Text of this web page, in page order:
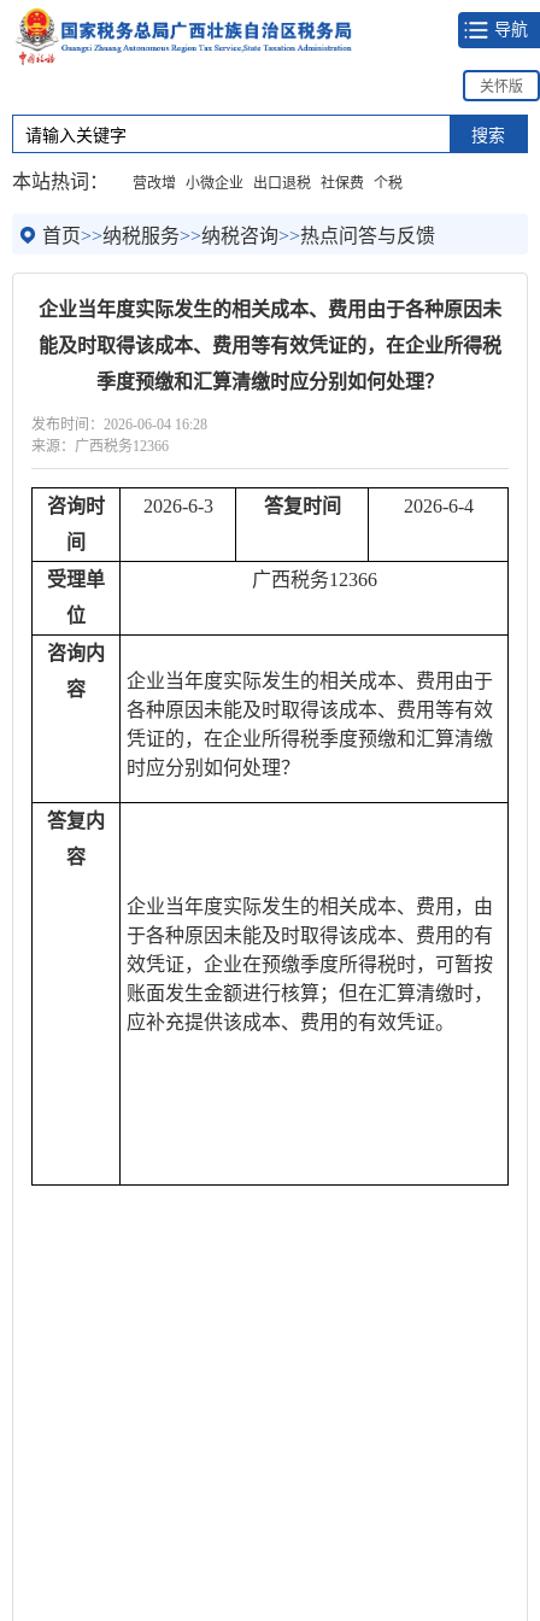
导航
关怀版
本站热词： 营改增 小微企业 出口退税 社保费 个税
首页>>纳税服务>>纳税咨询>>热点问答与反馈
企业当年度实际发生的相关成本、费用由于各种原因未
能及时取得该成本、费用等有效凭证的，在企业所得税
季度预缴和汇算清缴时应分别如何处理？
发布时间：2026-06-04 16:28
来源：广西税务12366
咨询时
间
2026-6-3 答复时间 2026-6-4
受理单
位
广西税务12366
咨询内
容
企业当年度实际发生的相关成本、费用由于
各种原因未能及时取得该成本、费用等有效
凭证的，在企业所得税季度预缴和汇算清缴
时应分别如何处理？
答复内
容
企业当年度实际发生的相关成本、费用，由
于各种原因未能及时取得该成本、费用的有
效凭证，企业在预缴季度所得税时，可暂按
账面发生金额进行核算；但在汇算清缴时，
应补充提供该成本、费用的有效凭证。